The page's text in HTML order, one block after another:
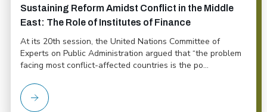
Sustaining Reform Amidst Conflict in the Middle
East: The Role of Institutes of Finance
At its 20th session, the United Nations Committee of
Experts on Public Administration argued that “the problem
facing most conflict-affected countries is the po...